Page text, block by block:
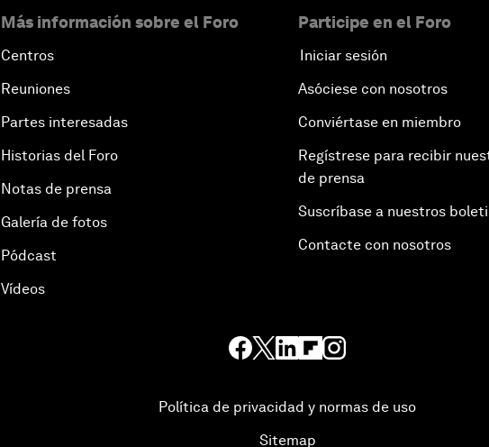
Más información sobre el Foro
Centros
Reuniones
Partes interesadas
Historias del Foro
Notas de prensa
Galería de fotos
Pódcast
Vídeos
Participe en el Foro
Iniciar sesión
Asóciese con nosotros
Conviértase en miembro
Regístrese para recibir
de prensa
Suscríbase a nuestros
Contacte con nosotros
Política de privacidad y normas de uso
Sitemap